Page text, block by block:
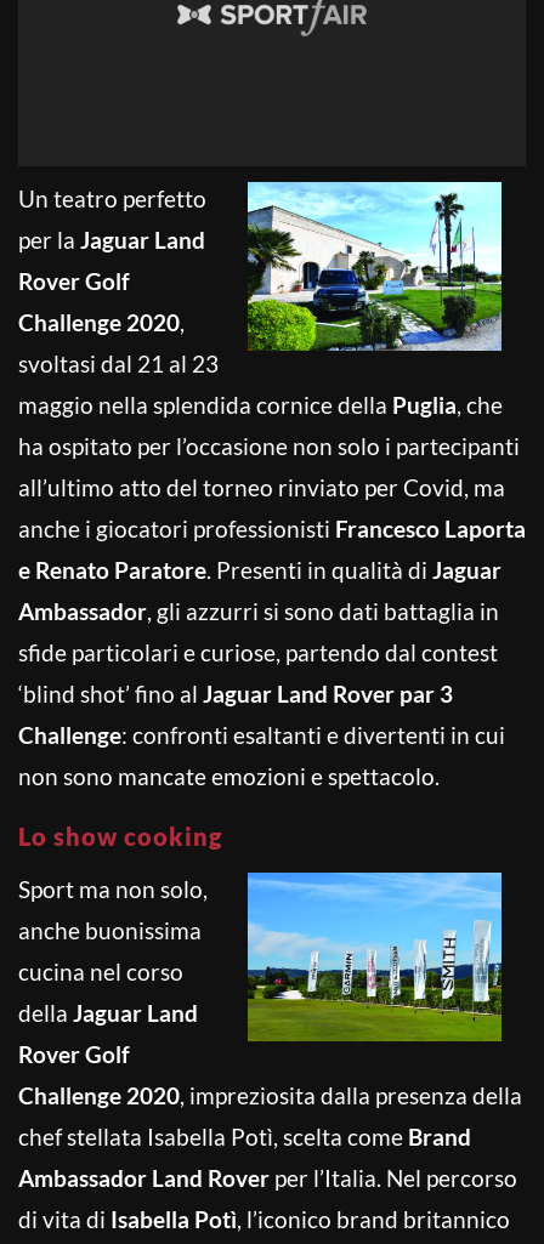
Un teatro perfetto
per la Jaguar Land
Rover Golf
Challenge 2020,
svoltasi dal 21 al 23
maggio nella splendida cornice della Puglia, che
ha ospitato per l’occasione non solo i partecipanti
all’ultimo atto del torneo rinviato per Covid, ma
anche i giocatori professionisti Francesco Laporta
e Renato Paratore. Presenti in qualità di Jaguar
Ambassador, gli azzurri si sono dati battaglia in
sfide particolari e curiose, partendo dal contest
‘blind shot’ fino al Jaguar Land Rover par 3
Challenge: confronti esaltanti e divertenti in cui
non sono mancate emozioni e spettacolo.
Lo show cooking
Sport ma non solo,
anche buonissima
cucina nel corso
della Jaguar Land
Rover Golf
Challenge 2020, impreziosita dalla presenza della
chef stellata Isabella Potì, scelta come Brand
Ambassador Land Rover per l’Italia. Nel percorso
di vita di Isabella Potì, l’iconico brand britannico